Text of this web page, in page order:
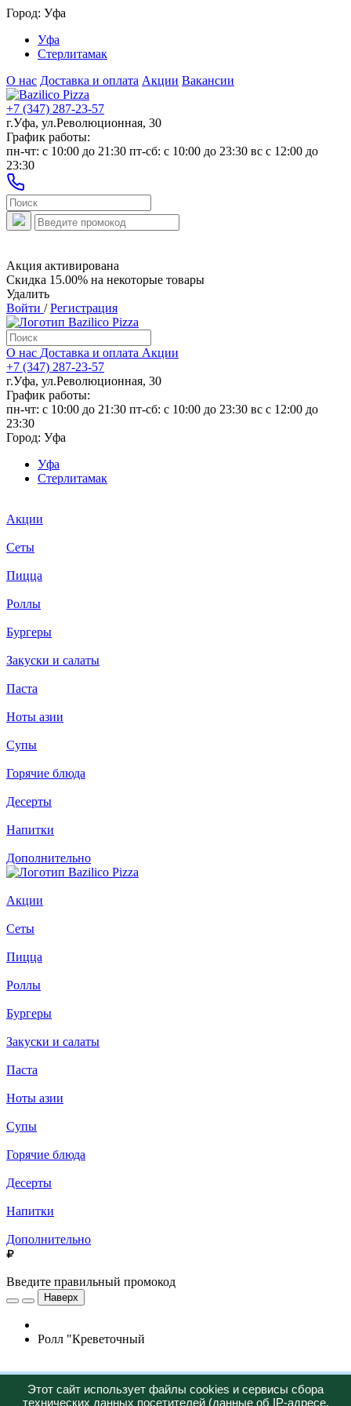
Город: Уфа
Уфа
Стерлитамак
О нас Доставка и оплата Акции Вакансии
+7 (347) 287-23-57
г.Уфа, ул.Революционная, 30
График работы:
пн-чт: c 10:00 до 21:30 пт-сб: c 10:00 до 23:30 вс с 12:00 до
23:30
Акция активирована
Скидка 15.00% на некоторые товары
Удалить
Войти /Регистрация
О нас Доставка и оплата Акции
+7 (347) 287-23-57
г.Уфа, ул.Революционная, 30
График работы:
пн-чт: c 10:00 до 21:30 пт-сб: c 10:00 до 23:30 вс с 12:00 до
23:30
Город: Уфа
Уфа
Стерлитамак
Акции
Сеты
Пицца
Роллы
Бургеры
Закуски и салаты
Паста
Ноты азии
Супы
Горячие блюда
Десерты
Напитки
Дополнительно
Акции
Сеты
Пицца
Роллы
Бургеры
Закуски и салаты
Паста
Ноты азии
Супы
Горячие блюда
Десерты
Напитки
Дополнительно
Введите правильный промокод
Наверх
Ролл "Креветочный
Этот сайт использует файлы cookies и сервисы сбора
технических данных посетителей (данные об IP-адресе,